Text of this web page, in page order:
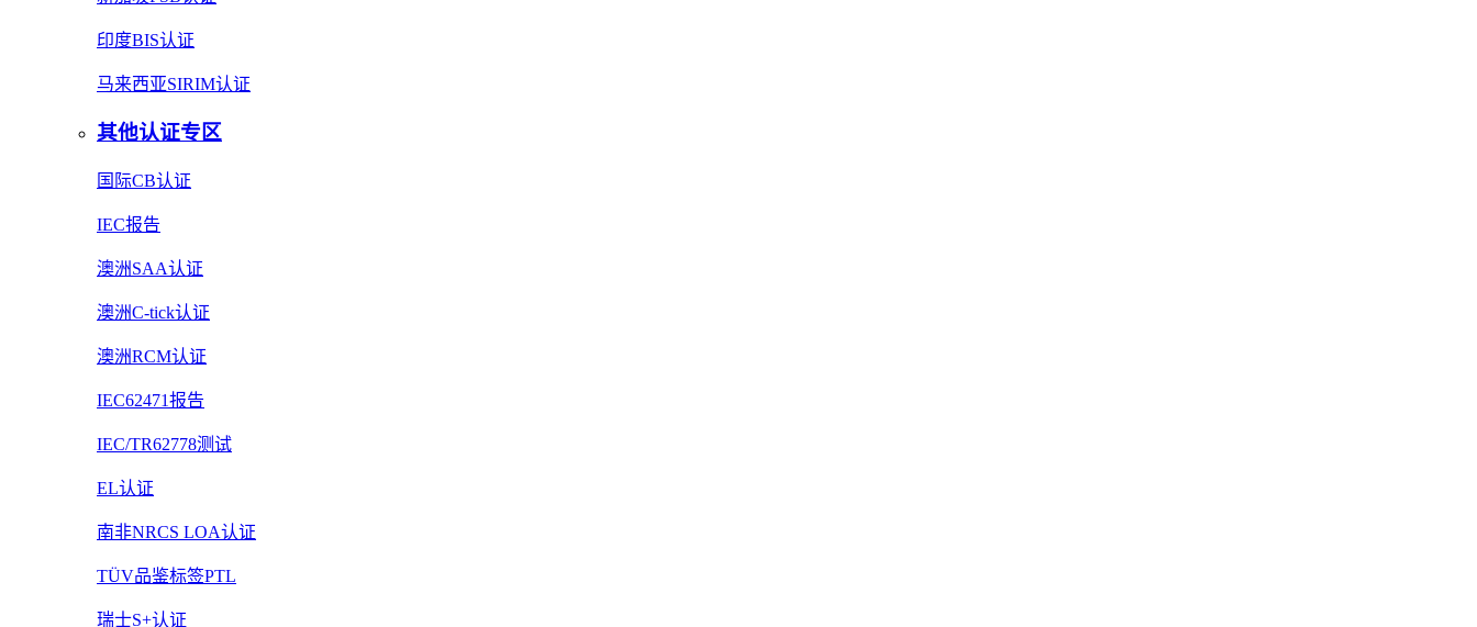
印度BIS认证
马来西亚SIRIM认证
其他认证专区
国际CB认证
IEC报告
澳洲SAA认证
澳洲C-tick认证
澳洲RCM认证
IEC62471报告
IEC/TR62778测试
EL认证
南非NRCS LOA认证
TÜV品鉴标签PTL
瑞士S+认证